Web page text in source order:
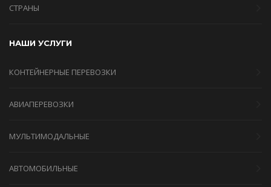
СТРАНЫ
НАШИ УСЛУГИ
КОНТЕЙНЕРНЫЕ ПЕРЕВОЗКИ
АВИАПЕРЕВОЗКИ
МУЛЬТИМОДАЛЬНЫЕ
АВТОМОБИЛЬНЫЕ